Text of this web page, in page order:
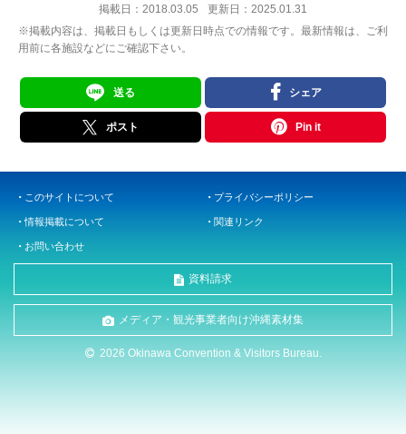
掲載日： 2018.03.05 更新日： 2025.01.31
※掲載内容は、掲載日もしくは更新日時点での情報です。最新情報は、ご利
用前に各施設などにご確認下さい。
送る シェア
ポスト Pin it
このサイトについて プライバシーポリシー
情報掲載について 関連リンク
お問い合わせ
資料請求
メディア・観光事業者向け沖縄素材集
2026 Okinawa Convention & Visitors Bureau.